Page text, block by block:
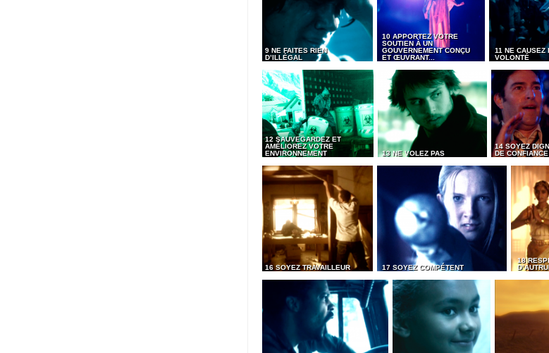
9 NE FAITES RIEN
D’ILLÉGAL
10 APPORTEZ VOTRE
SOUTIEN À UN
GOUVERNEMENT CONÇU
ET ŒUVRANT...
11 NE CAUSEZ
VOLONTÉ
12 SAUVEGARDEZ ET
AMÉLIOREZ VOTRE
ENVIRONNEMENT
13 NE VOLEZ PAS
14 SOYEZ
DE CONFIANCE
16 SOYEZ TRAVAILLEUR 17 SOYEZ COMPÉTENT
18